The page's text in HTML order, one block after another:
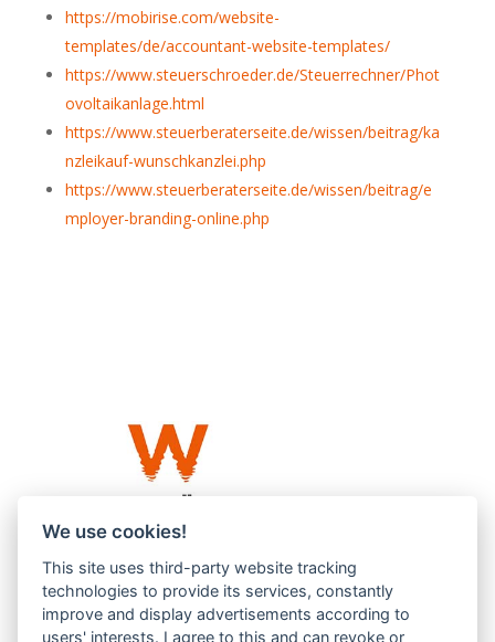
https://mobirise.com/website-
templates/de/accountant-website-templates/
https://www.steuerschroeder.de/Steuerrechner/Phot
ovoltaikanlage.html
https://www.steuerberaterseite.de/wissen/beitrag/ka
nzleikauf-wunschkanzlei.php
https://www.steuerberaterseite.de/wissen/beitrag/e
mployer-branding-online.php
Westküste UG (haftungsbeschränkt)
Menzlingen 14 B
We use cookies!
This site uses third-party website tracking
technologies to provide its services, constantly
improve and display advertisements according to
users' interests. I agree to this and can revoke or